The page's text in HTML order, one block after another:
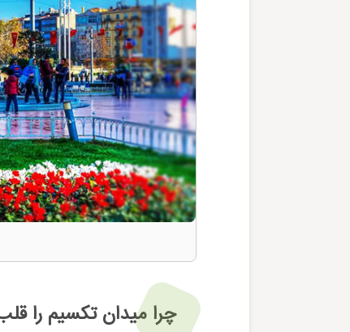
چرا میدان تکسیم را